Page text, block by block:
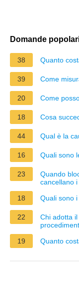
Domande
38 Quanto
39 Come
20 Come
18 Cosa
44 Qual è la
16 Quali sono
23
Quando
cancellano
18
Quali sono
22
Chi adotta
19
Quanto